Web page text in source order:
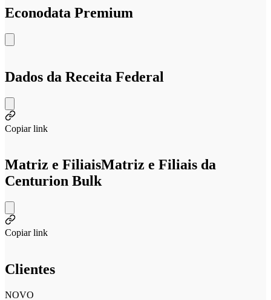
Econodata Premium
Dados da Receita Federal
Copiar link
Matriz e FiliaisMatriz e Filiais da
Centurion Bulk
Copiar link
Clientes
NOVO